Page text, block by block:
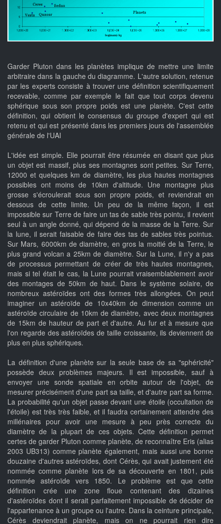
Garder Pluton dans les planètes implique de mettre une limite
arbitraire dans la gauche du diagramme. L'autre solution, retenue
par les experts consiste à trouver une définition scientifiquement
recevable, comme par exemple le fait que tout corps devenu
sphérique sous son propre poids est une planète. C'est cette
définition, qui obtient le consensus du groupe d'expert qui est
retenu et qui est présenté dans les premiers jours de l'assemblée
générale de l'UAI
L'idée est simple. Elle pourrait être résumée en disant que plus
un objet est massif, plus ses montagnes sont petites. Sur Terre,
12000 et quelques km de diamètre, les plus hautes montagnes
possibles ont moins de 10km d'altitude. Une montagne plus
grosse s'écroulerait sous son propre poids, et reviendrait en
dessous de cette limite. Un peu de la même façon, il est
impossible sur Terre de faire un tas de sable très pointu, il revient
seul à un angle donné, qui dépend de la masse de la Terre. Sur
la lune, il serait faisable de faire des tas de sables très pointus.
Sur Mars, 6000km de diamètre, en gros la moitié de la Terre, le
plus grand volcan a 25km de diamètre. Sur la Lune, il n'y a pas
de processus permettant de créer de très hautes montagnes,
mais si tel était le cas, la Lune pourrait vraisemblablement avoir
des montages de 50km de haut. Dans le système solaire, de
nombreux astéroïdes ont des formes très allongées. On peut
imaginer un astéroïde de 10x40km de dimension comme un
astéroïde circulaire de 10km de diamètre, avec deux montagnes
de 15km de hauteur de part et d'autre. Au fur et à mesure que
l'on regarde des astéroïdes de taille croissante, ils deviennent de
plus en plus sphériques.
La définition d'une planète sur la seule base de sa "sphéricité"
possède deux problèmes majeurs. Il est impossible, sauf à
envoyer une sonde spatiale en orbite autour de l'objet, de
mesurer précisément d'une part sa taille, et d'autre part sa forme.
La probabilité qu'un objet passe devant une étoile (occultation de
l'étoile) est très très faible, et il faudra certainement attendre des
millénaires pour avoir une mesure à peu près correcte du
diamètre de la plupart de ces objets. Cette définition permet
certes de garder Pluton comme planète, de reconnaître Eris (alias
2003 UB313) comme planète également, mais aussi une bonne
douzaine d'autres astéroïdes, dont Cérès, qui avait justement été
nommée comme planète lors de sa découverte en 1801, puis
nommée astéroïde vers 1850. Le problème est que cette
définition crée une zone floue contenant des dizaines
d'astéroïdes dont il serait parfaitement impossible de décider de
l'appartenance à un groupe ou l'autre. Dans la ceinture principale,
Cérès deviendrait planète, mais on ne pourrait rien dire